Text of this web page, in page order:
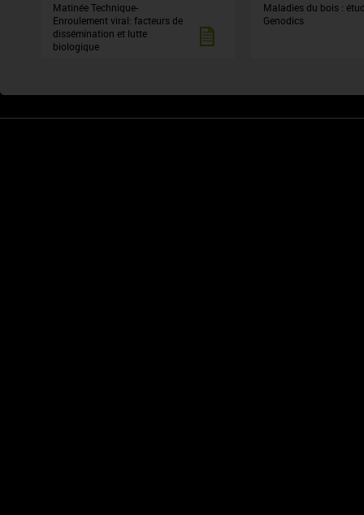
Matinée Technique-
Enroulement viral: facteurs de
dissémination et lutte
biologique
Maladies du bois :
Genodics